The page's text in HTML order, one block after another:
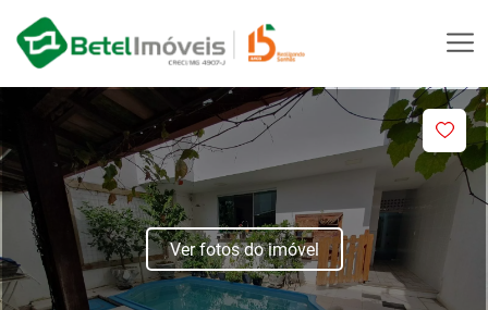
Ver fotos do imóvel